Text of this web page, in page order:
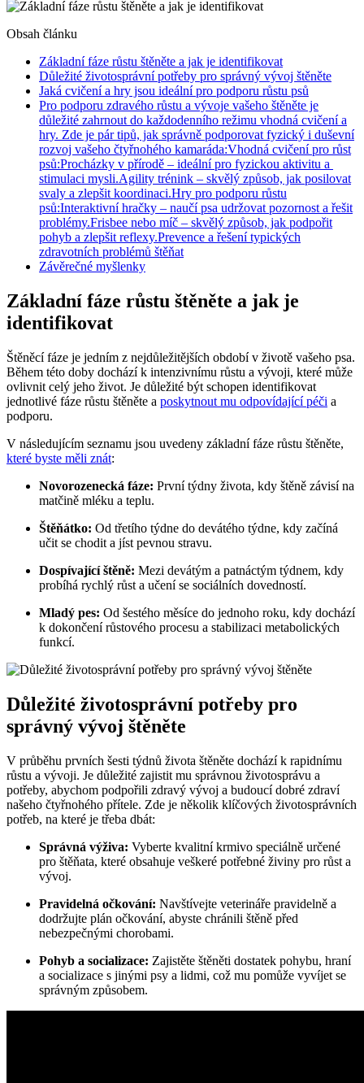
Obsah článku
Základní fáze růstu štěněte a jak je identifikovat
Důležité životosprávní potřeby pro správný vývoj štěněte
Jaká cvičení a hry jsou ideální pro podporu růstu psů
Pro podporu zdravého růstu a vývoje vašeho štěněte je
důležité zahrnout do každodenního režimu vhodná cvičení a
hry. Zde je pár tipů, jak správně podporovat fyzický i duševní
rozvoj vašeho čtyřnohého kamaráda:Vhodná cvičení pro růst
psů:Procházky v přírodě – ideální pro fyzickou aktivitu a
stimulaci mysli.Agility trénink – skvělý způsob, jak posilovat
svaly a zlepšit koordinaci.Hry pro podporu růstu
psů:Interaktivní hračky – naučí psa udržovat pozornost a řešit
problémy.Frisbee nebo míč – skvělý způsob, jak podpořit
pohyb a zlepšit reflexy.Prevence a řešení typických
zdravotních problémů štěňat
Závěrečné myšlenky
Základní fáze růstu štěněte a jak je
identifikovat
Štěněcí fáze je jedním z nejdůležitějších období v životě vašeho psa.
Během této doby dochází k intenzivnímu růstu a vývoji, které může
ovlivnit celý jeho život. Je důležité být schopen identifikovat
jednotlivé fáze růstu štěněte a poskytnout mu odpovídající péči a
podporu.
V následujícím seznamu jsou uvedeny základní fáze růstu štěněte,
které byste měli znát:
Novorozenecká fáze: První týdny života, kdy štěně závisí na
matčině mléku a teplu.
Štěňátko: Od třetího týdne do devátého týdne, kdy začíná
učit se chodit a jíst pevnou stravu.
Dospívající štěně: Mezi devátým a patnáctým týdnem, kdy
probíhá rychlý růst a učení se sociálních dovedností.
Mladý pes: Od šestého měsíce do jednoho roku, kdy dochází
k dokončení růstového procesu a stabilizaci metabolických
funkcí.
Důležité životosprávní potřeby pro
správný vývoj štěněte
V průběhu prvních šesti týdnů života štěněte dochází k rapidnímu
růstu a vývoji. Je důležité zajistit mu správnou životosprávu a
potřeby, abychom podpořili zdravý vývoj a budoucí dobré zdraví
našeho čtyřnohého přítele. Zde je několik klíčových životosprávních
potřeb, na které je třeba dbát:
Správná výživa: Vyberte kvalitní krmivo speciálně určené
pro štěňata, které obsahuje veškeré potřebné živiny pro růst a
vývoj.
Pravidelná očkování: Navštívejte veterináře pravidelně a
dodržujte plán očkování, abyste chránili štěně před
nebezpečnými chorobami.
Pohyb a socializace: Zajistěte štěněti dostatek pohybu, hraní
a socializace s jinými psy a lidmi, což mu pomůže vyvíjet se
správným způsobem.